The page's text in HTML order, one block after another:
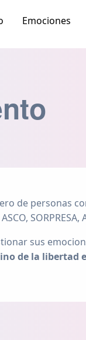
Emociones
de personas
SORPRESA,
sus
de la libertad